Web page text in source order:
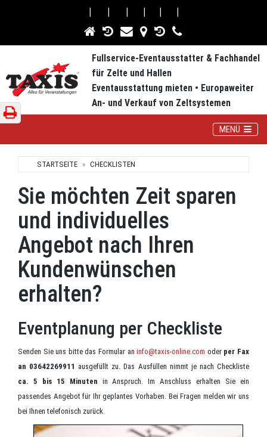
Fullservice-Eventausstatter & Fachhandel
für Zelte und Hallen
Eventausstattung mieten • Europaweiter
An- und Verkauf von Zeltsystemen
Toggle
MENÜ
STARTSEITE CHECKLISTEN
Sie möchten Zeit sparen
und individuelles
Angebot nach Ihren
Kundenwünschen
erhalten?
Eventplanung per Checkliste
Senden Sie uns bitte das Formular aninfo@taxis-online.com oder per Fax
an 03642269911 ausgefüllt zu. Das Ausfüllen nimmt je nach Checkliste
ca. 5 bis 15 Minuten in Anspruch. Im Anschluss erhalten Sie ein
passendes Angebot für Ihr geplantes Vorhaben. Bei Fragen melden wir uns
bei Ihnen telefonisch zurück.